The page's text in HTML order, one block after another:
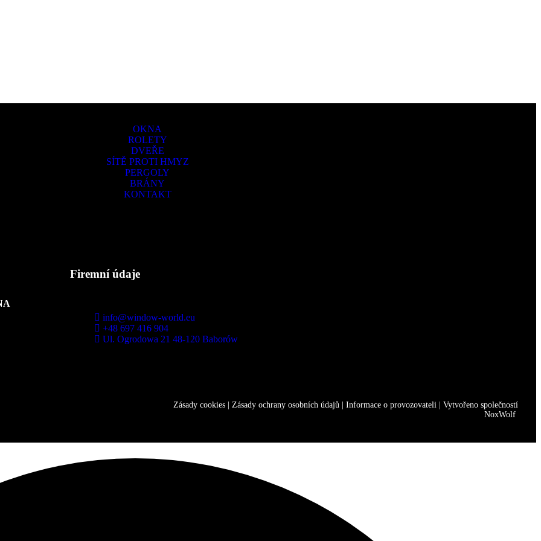
OKNA
ROLETY
DVEŘE
SÍTĚ PROTI HMYZ
PERGOLY
BRÁNY
KONTAKT
Firemní údaje
info@window-world.eu
+48 697 416 904
Ul. Ogrodowa 21 48-120 Baborów
Zásady cookies Zásady ochrany osobních údajů Informace o provozovateli
Vytvořeno společností
NoxWolf